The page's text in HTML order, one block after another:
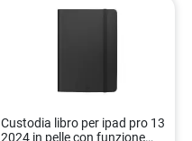
Custodia libro per ipad pro 13
2024 in pelle con funzione